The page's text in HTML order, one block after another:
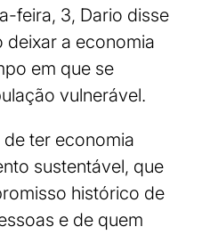
feira, 3, Dario disse
deixar a economia
em que se
vulnerável.
ter economia
sustentável, que
histórico de
e de quem